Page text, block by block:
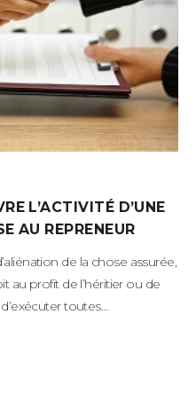
L’ACTIVITÉ D’UNE
AU REPRENEUR
de la chose assurée,
au profit de l’héritier ou de
toutes…